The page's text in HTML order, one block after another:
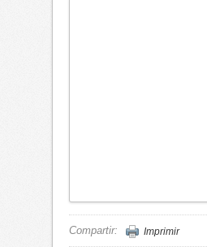
Compartir: Imprimir